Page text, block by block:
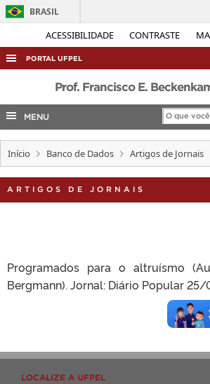
ACESSIBILIDADE CONTRASTE
BRASIL
PORTAL UFPEL
ACESSO À INFORMAÇÃO
AUDITORIA
COBALTO
CONCURSOS
EDITAIS
INTERNACIONAL
TELEFONES
Prof. Francisco E.
MENU
Início Banco de Dados Artigos de Jornais
ARTIGOS DE JORNAIS
Programados para o altruísmo
Bergmann). Jornal: Diário Popular
LOCALIZE A UFPEL